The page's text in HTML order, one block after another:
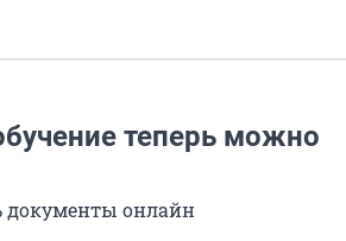
теперь можно
документы онлайн